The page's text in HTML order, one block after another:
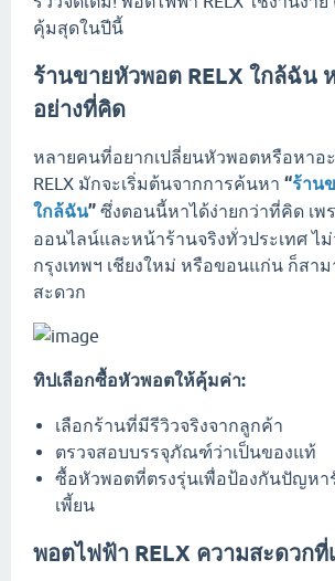
คุ้มสุดในปีนี้
ร้านขายหัวพอต RELX ใกล้ฉัน
อย่างที่คิด
หลายคนที่อยากเปลี่ยนหัวพอตหรือหาอ
RELX มักจะเริ่มต้นจากการค้นหา “ร้าน
ใกล้ฉัน” ซึ่งตอนนี้หาได้ง่ายกว่าที่คิด เพ
ออนไลน์และหน้าร้านจริงทั่วประเทศ ไ
กรุงเทพฯ เชียงใหม่ หรือขอนแก่น ก็สา
สะดวก
ทิปเลือกซื้อหัวพอตให้คุ้มค่า:
เลือกร้านที่มีรีวิวจริงจากลูกค้า
ตรวจสอบบรรจุภัณฑ์ว่าเป็นของแท้
ซื้อหัวพอตที่ตรงรุ่นเพื่อป้องกันปัญห
เพี้ยน
พอตไฟฟ้า RELX ความสะดวกที่